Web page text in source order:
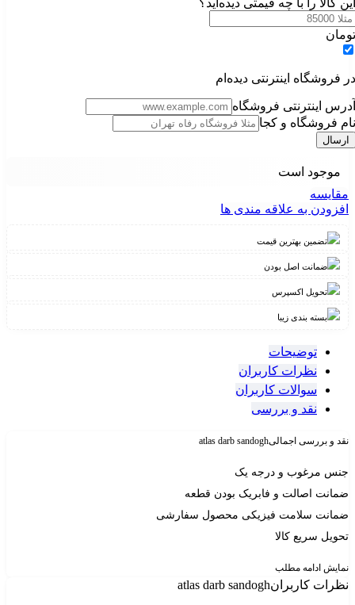
این کالا را با چه قیمتی دیده‌اید؟
تومان
در فروشگاه اینترنتی دیده‌ام
آدرس اینترنتی فروشگاه
نام فروشگاه و کجا
موجود است
مقایسه
افزودن به علاقه مندی ها
تضمین بهترین قیمت
ضمانت اصل بودن
تحویل اکسپرس
بسته بندی زیبا
توضیحات
نظرات کاربران
سوالات کاربران
نقد و بررسی
نقد و بررسی اجمالیatlas darb sandogh
جنس مرغوب و درجه یک
ضمانت اصالت و فابریک بودن قطعه
ضمانت سلامت فیزیکی محصول سفارشی
تحویل سریع کالا
نمایش ادامه مطلب
نظرات کاربرانatlas darb sandogh